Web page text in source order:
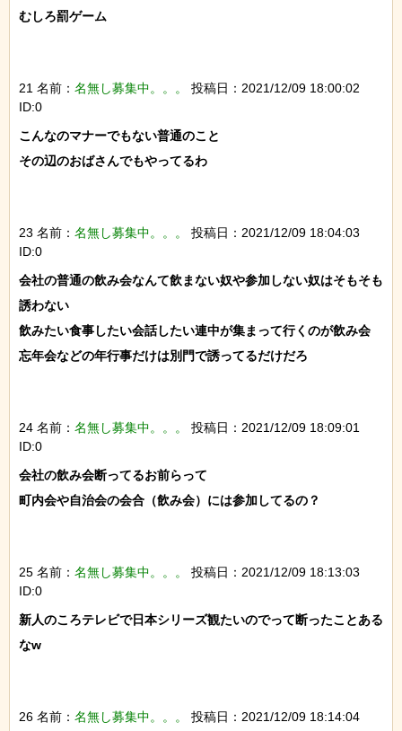
むしろ罰ゲーム
21 名前： 名無し募集中。。。
投稿日：2021/12/09 18:00:02
ID:0
こんなのマナーでもない普通のこと
その辺のおばさんでもやってるわ
23 名前： 名無し募集中。。。
投稿日：2021/12/09 18:04:03
ID:0
会社の普通の飲み会なんて飲まない奴や参加しない奴はそもそも
誘わない
飲みたい食事したい会話したい連中が集まって行くのが飲み会
忘年会などの年行事だけは別門で誘ってるだけだろ
24 名前： 名無し募集中。。。
投稿日：2021/12/09 18:09:01
ID:0
会社の飲み会断ってるお前らって
町内会や自治会の会合（飲み会）には参加してるの？
25 名前： 名無し募集中。。。
投稿日：2021/12/09 18:13:03
ID:0
新人のころテレビで日本シリーズ観たいのでって断ったことある
なw
26 名前： 名無し募集中。。。
投稿日：2021/12/09 18:14:04